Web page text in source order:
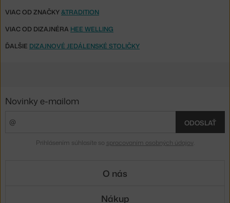
VIAC OD ZNAČKY&TRADITION
VIAC OD DIZAJNÉRA HEE WELLING
ĎALŠIE DIZAJNOVÉ JEDÁLENSKÉ STOLIČKY
Novinky e-mailom
ODOSLAŤ
Prihlásením súhlasíte so spracovaním osobných údajov.
O nás
Nákup